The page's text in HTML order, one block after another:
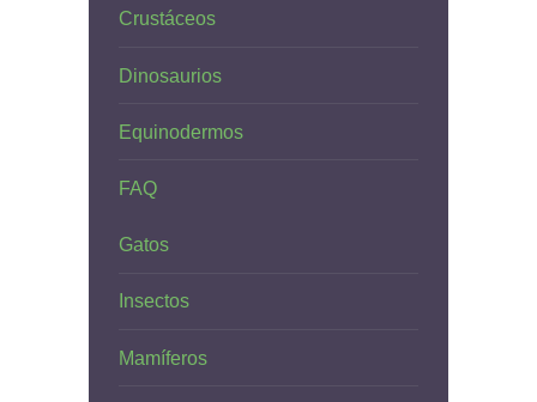
Crustáceos
Dinosaurios
Equinodermos
FAQ
Gatos
Insectos
Mamíferos